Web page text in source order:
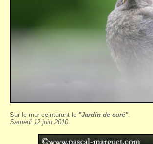
Sur le mur ceinturant le "Jardin de curé".
Samedi 12 juin 2010